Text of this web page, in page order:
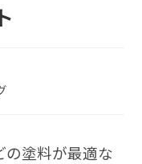
の塗料が最適な